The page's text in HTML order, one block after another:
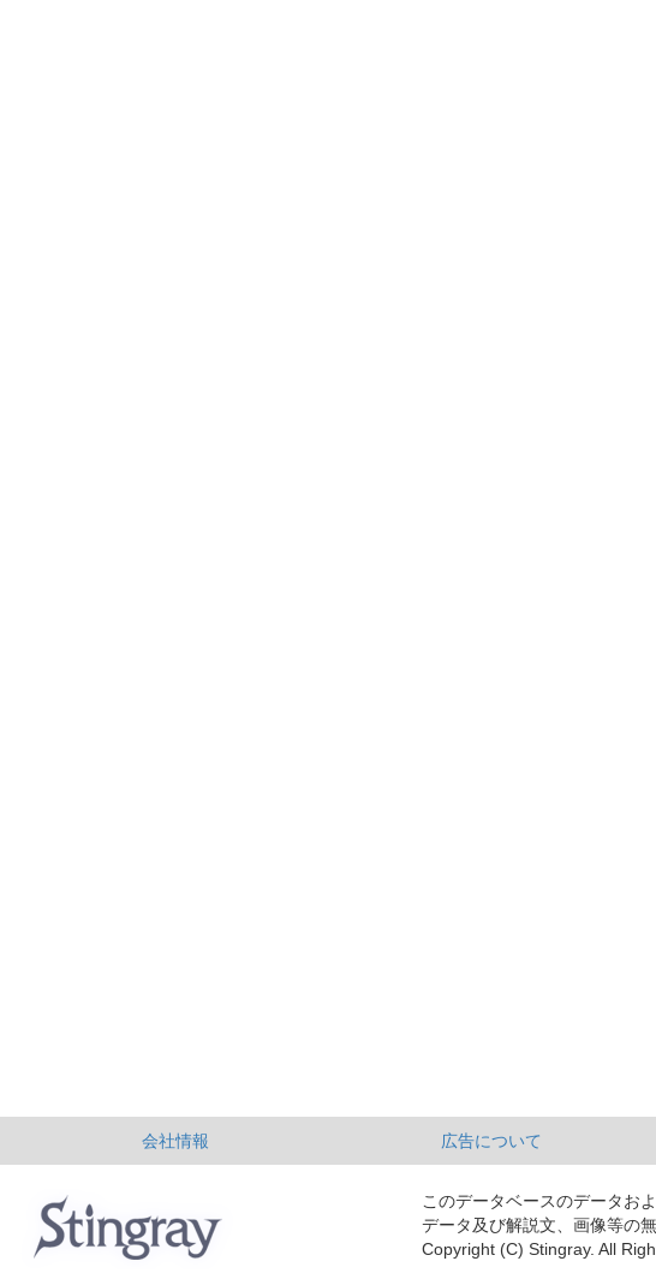
会社情報 広告について
このデータベースのデータお
データ及び解説文、画像等の
Copyright (C) Stingray. All